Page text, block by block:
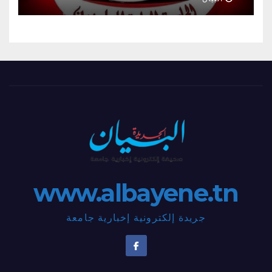
www.albayene.tn
جريدة إلكترونية إخبارية جامعة